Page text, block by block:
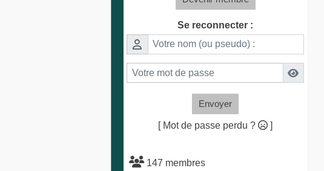
Se reconnecter :
Envoyer
[ Mot de passe perdu ? ]
147 membres